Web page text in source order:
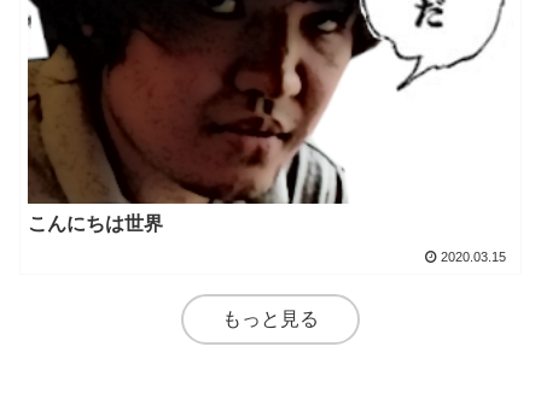
こんにちは世界
2020.03.15
もっと見る